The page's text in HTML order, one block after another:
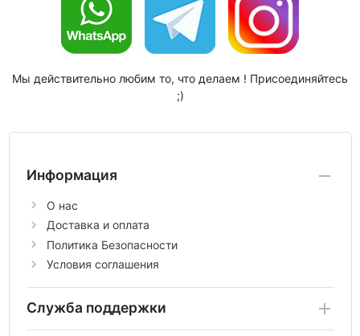
Мы действительно любим то, что делаем ! Присоединяйтесь
;)
Информация
О нас
Доставка и оплата
Политика Безопасности
Условия соглашения
Служба поддержки